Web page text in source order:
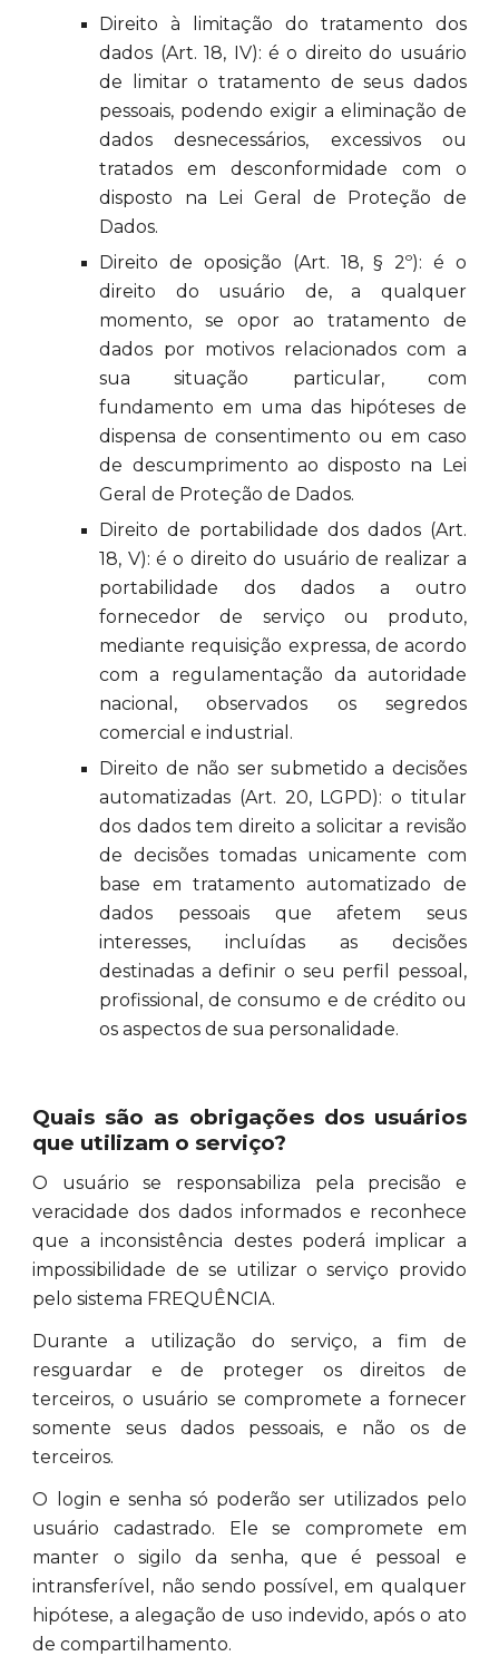
Direito à limitação do tratamento dos
dados (Art. 18, IV): é o direito do usuário
de limitar o tratamento de seus dados
pessoais, podendo exigir a eliminação de
dados desnecessários, excessivos ou
tratados em desconformidade com o
disposto na Lei Geral de Proteção de
Dados.
Direito de oposição (Art. 18, § 2º): é o
direito do usuário de, a qualquer
momento, se opor ao tratamento de
dados por motivos relacionados com a
sua situação particular, com
fundamento em uma das hipóteses de
dispensa de consentimento ou em caso
de descumprimento ao disposto na Lei
Geral de Proteção de Dados.
Direito de portabilidade dos dados (Art.
18, V): é o direito do usuário de realizar a
portabilidade dos dados a outro
fornecedor de serviço ou produto,
mediante requisição expressa, de acordo
com a regulamentação da autoridade
nacional, observados os segredos
comercial e industrial.
Direito de não ser submetido a decisões
automatizadas (Art. 20, LGPD): o titular
dos dados tem direito a solicitar a revisão
de decisões tomadas unicamente com
base em tratamento automatizado de
dados pessoais que afetem seus
interesses, incluídas as decisões
destinadas a definir o seu perfil pessoal,
profissional, de consumo e de crédito ou
os aspectos de sua personalidade.
Quais são as obrigações dos usuários
que utilizam o serviço?
O usuário se responsabiliza pela precisão e
veracidade dos dados informados e reconhece
que a inconsistência destes poderá implicar a
impossibilidade de se utilizar o serviço provido
pelo sistema FREQUÊNCIA.
Durante a utilização do serviço, a fim de
resguardar e de proteger os direitos de
terceiros, o usuário se compromete a fornecer
somente seus dados pessoais, e não os de
terceiros.
O login e senha só poderão ser utilizados pelo
usuário cadastrado. Ele se compromete em
manter o sigilo da senha, que é pessoal e
intransferível, não sendo possível, em qualquer
hipótese, a alegação de uso indevido, após o ato
de compartilhamento.